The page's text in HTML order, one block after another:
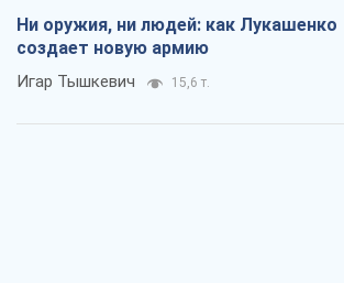
Ни оружия, ни людей: как Лукашенко
создает новую армию
Игар Тышкевич 15,6 т.